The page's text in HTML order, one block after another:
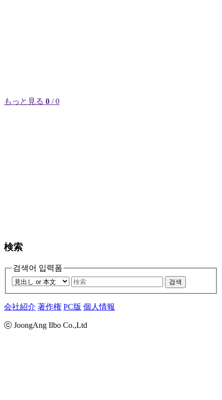
もっと見る 0 / 0
検索
검색어 입력폼
검색
会社紹介 著作権 PC版 個人情報
ⓒ JoongAng Ilbo Co.,Ltd